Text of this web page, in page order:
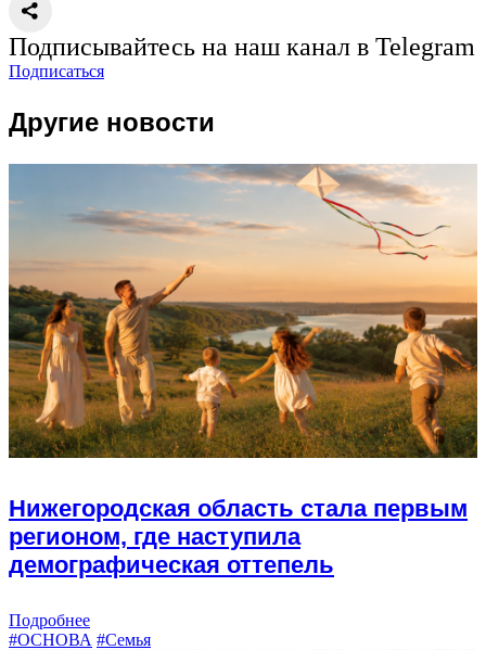
Подписывайтесь на наш канал в Telegram
Подписаться
Другие новости
Нижегородская область стала первым
регионом, где наступила
демографическая оттепель
Подробнее
#ОСНОВА #Семья